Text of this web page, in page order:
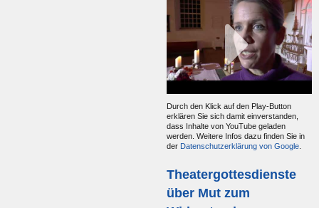
Durch den Klick auf den Play-Button
erklären Sie sich damit einverstanden,
dass Inhalte von YouTube geladen
werden. Weitere Infos dazu finden Sie in
der Datenschutzerklärung von Google.
Theatergottesdienste
über Mut zum